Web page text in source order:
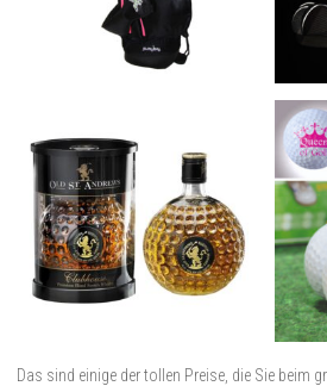
Das sind einige der tollen Preise, die Sie beim